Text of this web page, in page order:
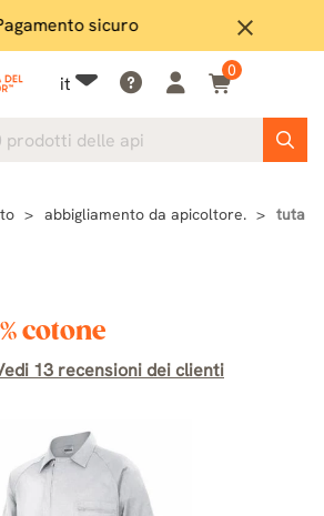
close
sicuro
it
0
abbigliamento da apicoltore.
tuta
cotone
13 recensioni dei clienti